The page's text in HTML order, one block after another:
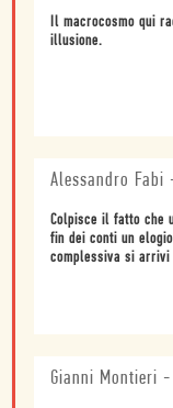
Il macrocosmo qui
illusione.
Alessandro Fabi
Colpisce il fatto che
fin dei conti un
complessiva si
Gianni Montieri -